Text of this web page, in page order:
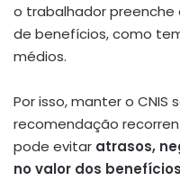
o trabalhador preenche
de benefícios, como
médios.
Por isso, manter o
recomendação
pode evitar atrasos,
no valor dos benefícios